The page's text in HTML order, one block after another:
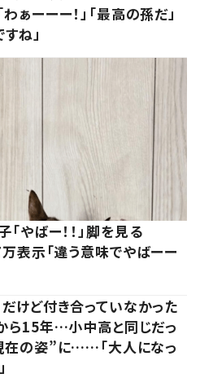
ーーー！」「最高の孫だ」
ね」
やばー！！」脚を見る
表示「違う意味でやばーー
だけど付き合っていなかった
ら15年…小中高と同じだっ
在の姿”に……「大人になっ